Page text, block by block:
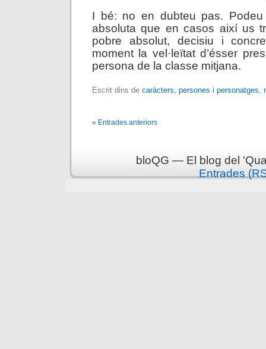
I bé: no en dubteu pas.
absoluta que en casos així us
pobre absolut, decisiu i
moment la vel·leïtat d’ésser
persona de la classe mitjana.
Escrit dins de caràcters, persones i personatges,
« Entrades anteriors
bloQG — El blog del
Entrades